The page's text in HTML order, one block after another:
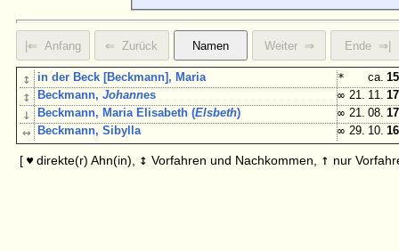
↕ in der Beck [Beckmann], Maria * ca.
↕ Beckmann,Johannes ∞ 21. 11.
↓ Beckmann, Maria Elisabeth (Elsbeth) ∞ 21. 08.
↔ Beckmann, Sibylla ∞ 29. 10.
[ ♥ direkte(r) Ahn(in), ↕ Vorfahren und Nachkommen, ↑ nur